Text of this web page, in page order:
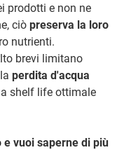
prodotti e non ne
ciò preserva la loro
nutrienti.
brevi limitano
perdita d'acqua
shelf life ottimale
vuoi saperne di più